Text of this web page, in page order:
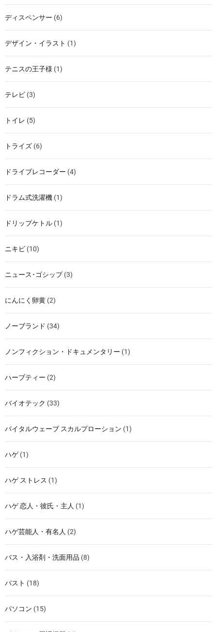
ディスペンサー (6)
デザイン・イラスト (1)
テニスの王子様 (1)
テレビ (3)
トイレ (5)
トライズ (6)
ドライブレコーダー (4)
ドラム式洗濯機 (1)
ドリップケトル (1)
ニキビ (10)
ニュース･ゴシップ(3)
にんにく卵黄 (2)
ノーブランド (34)
ノンフィクション・ドキュメンタリー (1)
ハーブティー (2)
バイオテック (33)
バイタルウェーブ スカルプローション (1)
ハゲ(1)
ハゲ ストレス (1)
ハゲ 恋人・彼氏・主人 (1)
ハゲ芸能人・有名人 (2)
バス・入浴剤・洗面用品 (8)
バスト (18)
パソコン (15)